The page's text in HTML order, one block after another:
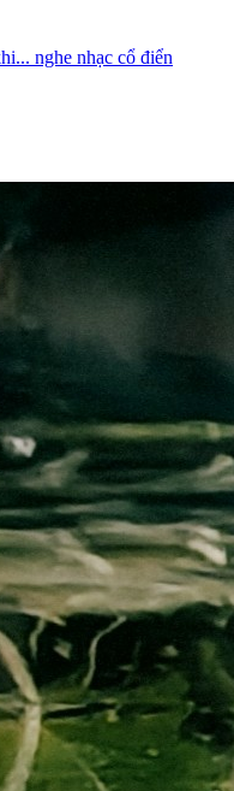
nghe nhạc cổ điển